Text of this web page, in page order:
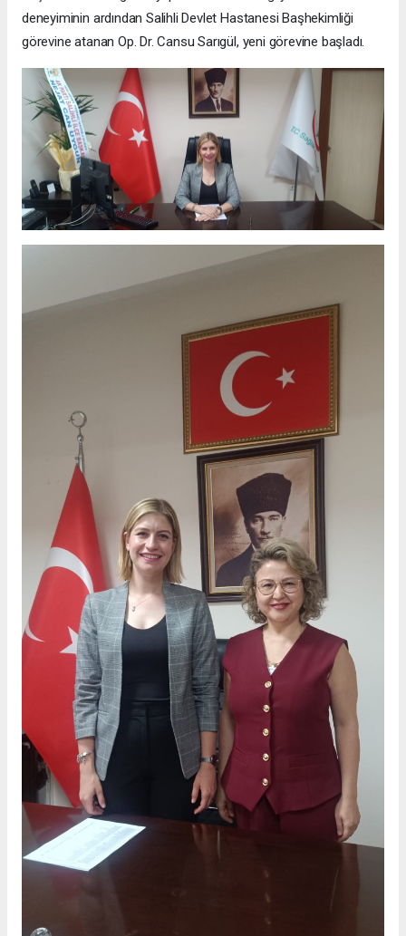
deneyiminin ardından Salihli Devlet Hastanesi Başhekimliği
görevine atanan Op. Dr. Cansu Sarıgül, yeni görevine başladı.